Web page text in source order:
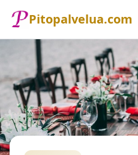
Pitopalvelua.com
Etusivu
Pitopalvelu